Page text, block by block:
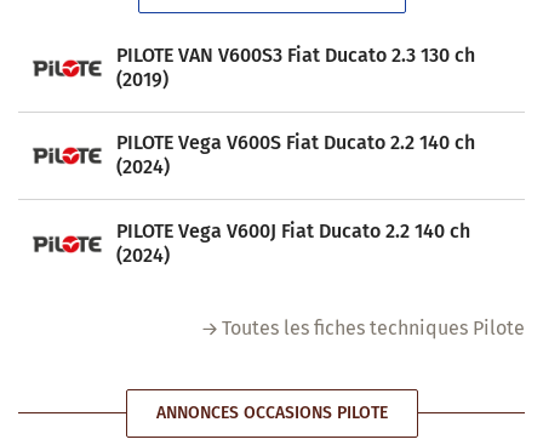
PILOTE VAN V600S3 Fiat Ducato 2.3 130 ch
(2019)
PILOTE Vega V600S Fiat Ducato 2.2 140 ch
(2024)
PILOTE Vega V600J Fiat Ducato 2.2 140 ch
(2024)
Toutes les fiches techniques Pilote
ANNONCES OCCASIONS PILOTE